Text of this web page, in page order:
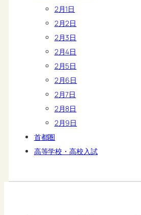
2月1日
2月2日
2月3日
2月4日
2月5日
2月6日
2月7日
2月8日
2月9日
首都圏
高等学校・高校入試